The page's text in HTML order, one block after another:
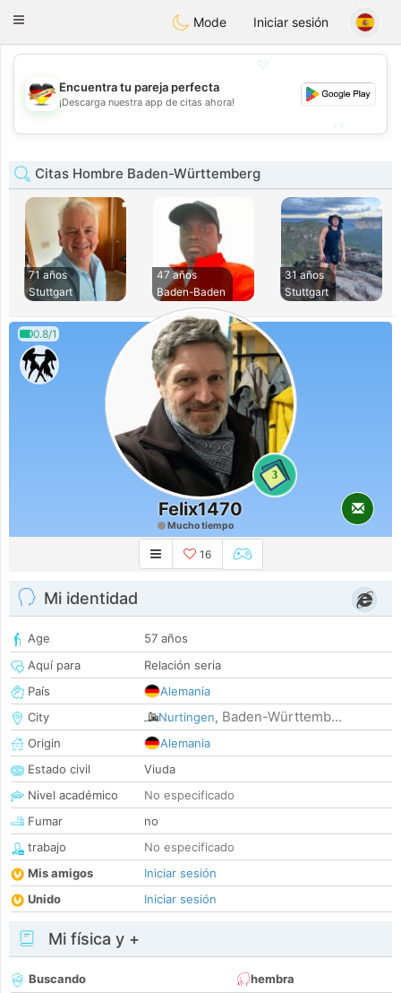
DeutschDating
Toggle
Mode Iniciar sesión
💖
💕
Encuentra tu pareja perfecta
¡Descarga nuestra app de citas ahora!
Citas Hombre Baden-Württemberg
71 años
Stuttgart
47 años
Baden-Baden
31 años
Stuttgart
0.8/1
3
Felix1470
Mucho tiempo
16
Mi identidad
Age
57 años
Aquí para
Relación seria
País
Alemania
City
Nurtingen, Baden-Württemb...
Origin
Alemania
Estado civil
Viuda
Nivel académico
No especificado
Fumar
no
trabajo
No especificado
Mis amigos
Iniciar sesión
Unido
Iniciar sesión
Mi física y +
Buscando
hembra